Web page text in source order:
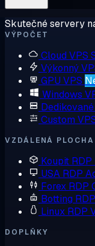
Skutečné servery
VÝPOČET
Cloud VPS
Výkonný
GPU VPS
Windows
Custom
VZDÁLENÁ PLOCHA
Koupit RDP
USA RDP
Forex RDP
Botting RDP
Linux RDP
DOPLŇKY